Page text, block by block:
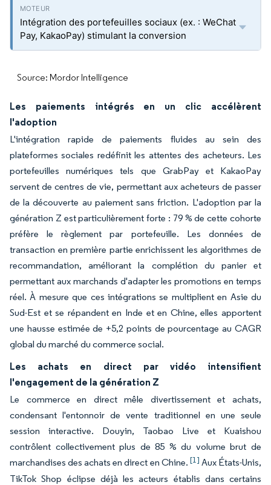
Intégration des portefeuilles sociaux (ex. : WeChat
Pay, KakaoPay) stimulant la conversion
Source: Mordor Intelligence
Les paiements intégrés en un clic accélèrent
l'adoption
L'intégration rapide de paiements fluides au sein des
plateformes sociales redéfinit les attentes des acheteurs. Les
portefeuilles numériques tels que GrabPay et KakaoPay
servent de centres de vie, permettant aux acheteurs de passer
de la découverte au paiement sans friction. L'adoption par la
génération Z est particulièrement forte : 79 % de cette cohorte
préfère le règlement par portefeuille. Les données de
transaction en première partie enrichissent les algorithmes de
recommandation, améliorant la complétion du panier et
permettant aux marchands d'adapter les promotions en temps
réel. À mesure que ces intégrations se multiplient en Asie du
Sud-Est et se répandent en Inde et en Chine, elles apportent
une hausse estimée de +5,2 points de pourcentage au CAGR
global du marché du commerce social.
Les achats en direct par vidéo intensifient
l'engagement de la génération Z
Le commerce en direct mêle divertissement et achats,
condensant l'entonnoir de vente traditionnel en une seule
session interactive. Douyin, Taobao Live et Kuaishou
contrôlent collectivement plus de 85 % du volume brut de
marchandises des achats en direct en Chine. [1] Aux États-Unis,
TikTok Shop éclipse déjà les acteurs établis dans certains